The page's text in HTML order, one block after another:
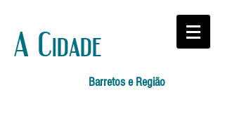
A Cidade
Barretos e Região